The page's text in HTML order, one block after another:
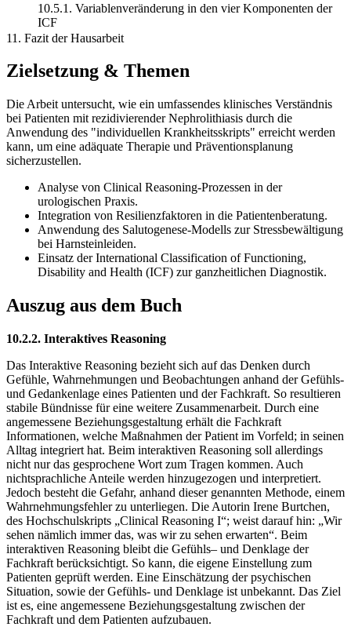
10.5.1. Variablenveränderung in den vier Komponenten der
ICF
11. Fazit der Hausarbeit
Zielsetzung & Themen
Die Arbeit untersucht, wie ein umfassendes klinisches Verständnis
bei Patienten mit rezidivierender Nephrolithiasis durch die
Anwendung des "individuellen Krankheitsskripts" erreicht werden
kann, um eine adäquate Therapie und Präventionsplanung
sicherzustellen.
Analyse von Clinical Reasoning-Prozessen in der
urologischen Praxis.
Integration von Resilienzfaktoren in die Patientenberatung.
Anwendung des Salutogenese-Modells zur Stressbewältigung
bei Harnsteinleiden.
Einsatz der International Classification of Functioning,
Disability and Health (ICF) zur ganzheitlichen Diagnostik.
Auszug aus dem Buch
10.2.2. Interaktives Reasoning
Das Interaktive Reasoning bezieht sich auf das Denken durch
Gefühle, Wahrnehmungen und Beobachtungen anhand der Gefühls-
und Gedankenlage eines Patienten und der Fachkraft. So resultieren
stabile Bündnisse für eine weitere Zusammenarbeit. Durch eine
angemessene Beziehungsgestaltung erhält die Fachkraft
Informationen, welche Maßnahmen der Patient im Vorfeld; in seinen
Alltag integriert hat. Beim interaktiven Reasoning soll allerdings
nicht nur das gesprochene Wort zum Tragen kommen. Auch
nichtsprachliche Anteile werden hinzugezogen und interpretiert.
Jedoch besteht die Gefahr, anhand dieser genannten Methode, einem
Wahrnehmungsfehler zu unterliegen. Die Autorin Irene Burtchen,
des Hochschulskripts „Clinical Reasoning I“; weist darauf hin: „Wir
sehen nämlich immer das, was wir zu sehen erwarten“. Beim
interaktiven Reasoning bleibt die Gefühls– und Denklage der
Fachkraft berücksichtigt. So kann, die eigene Einstellung zum
Patienten geprüft werden. Eine Einschätzung der psychischen
Situation, sowie der Gefühls- und Denklage ist unbekannt. Das Ziel
ist es, eine angemessene Beziehungsgestaltung zwischen der
Fachkraft und dem Patienten aufzubauen.